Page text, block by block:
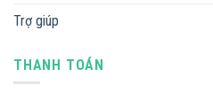
Trợ giúp
THANH TOÁN